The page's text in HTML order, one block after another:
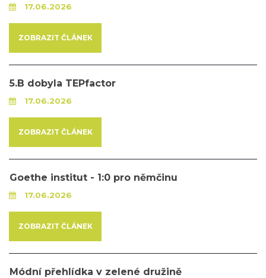
17.06.2026
ZOBRAZIT ČLÁNEK
5.B dobyla TEPfactor
17.06.2026
ZOBRAZIT ČLÁNEK
Goethe institut - 1:0 pro němčinu
17.06.2026
ZOBRAZIT ČLÁNEK
Módní přehlídka v zelené družině